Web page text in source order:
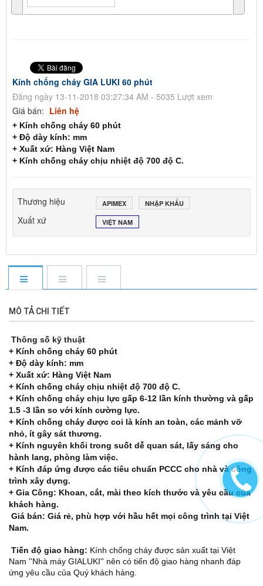
Kính chống cháy GIA LUKI 60 phút
Đăng ngày 13-11-2018 03:27:34 AM - 5035 Lượt xem
Giá bán: Liên hệ
+ Kính chống cháy 60 phút
+ Độ dày kính: mm
+ Xuất xứ: Hàng Việt Nam
+ Kính chống cháy chịu nhiệt độ 700 độ C.
Thương hiệu APIMEX NHẬP KHẨU
Xuất xứ VIỆT NAM
MÔ TẢ CHI TIẾT
Thông số kỹ thuật
+ Kính chống cháy 60 phút
+ Độ dày kính: mm
+ Xuất xứ: Hàng Việt Nam
+ Kính chống cháy chịu nhiệt độ 700 độ C.
+ Kính chống cháy chịu lực gấp 6-12 lần kính thường và gấp
1.5 -3 lần so với kính cường lực.
+ Kính chống cháy được coi là kính an toàn, các mảnh vỡ
nhỏ, ít gây sát thương.
+ Kính nguyên khối trong suốt dễ quan sát, lấy sáng cho
hành lang, phòng làm việc.
+ Kính đáp ứng được các tiêu chuẩn PCCC cho nhà và công
trình xây dựng.
+ Gia Công: Khoan, cắt, mài theo kích thước và yêu cầu của
khách hàng.
Giá bán: Giá rẻ, phù hợp với hầu hết mọi công trình tại Việt
Nam.
Tiến độ giao hàng: Kính chống cháy được sản xuất tại Việt
Nam ''Nhà máy GIALUKI'' nên có tiến độ giao hàng nhanh đáp
ứng yêu cầu của Quý khách hàng.